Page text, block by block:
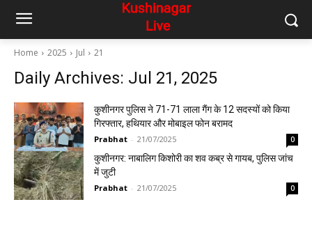
Home 2025 Jul 21
Daily Archives: Jul 21, 2025
कुशीनगर पुलिस ने 71-71 लाला गैंग के 12 सदस्यों को किया
गिरफ्तार, हथियार और मोबाइल फोन बरामद
Prabhat - 21/07/2025 0
कुशीनगर: नाबालिग किशोरी का शव कब्र से गायब, पुलिस जांच
में जुटी
Prabhat - 21/07/2025 0